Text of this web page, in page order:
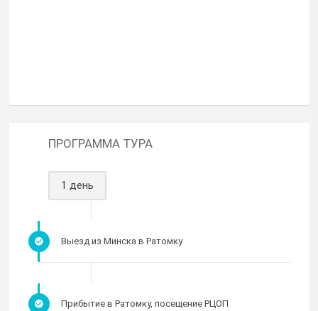
ПРОГРАММА ТУРА
1 день
Выезд из Минска в Ратомку
Прибытие в Ратомку, посещение РЦОП